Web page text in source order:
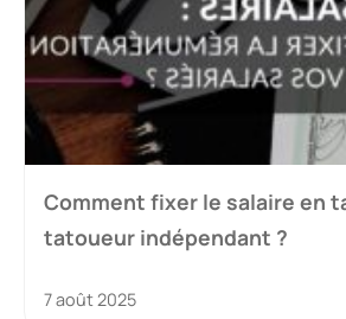
Comment fixer le salaire en
tatoueur indépendant ?
7 août 2025